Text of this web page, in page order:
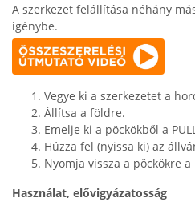
A szerkezet felállítása néhány
igénybe.
Vegye ki a szerkezetet a
Állítsa a földre.
Emelje ki a pöckökből a
Húzza fel (nyissa ki) az
Nyomja vissza a pöckökre
Használat, elővigyázatosság